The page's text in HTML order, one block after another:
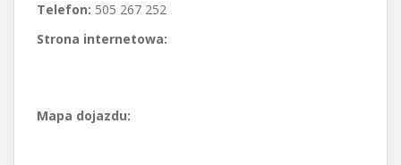
Telefon: 505 267 252
Strona internetowa:
Mapa dojazdu: